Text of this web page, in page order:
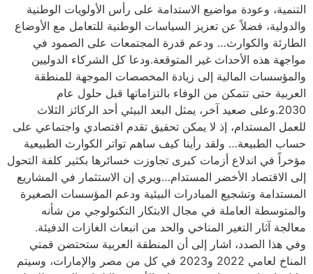
التنمية، وعودة مواضيع الاستدامة على رأس الأولويات الوطنية
والدولية، فضلاً عن تعزيز السياسات الوطنية للتعامل مع الأوضاع
الطارئة والكوارث… ودعم قدرة المجتمعات على الصمود في
مواجهة هذه الأحداث غير المتوقعة.ودعا كل الشركاء الدوليين
والمؤسسات المالية إلى زيادة المخصصات الموجهة للمنطقة
العربية حتى تتمكن من الوفاء بالتزاماتها قبل حلول عام
2030.وعلى صعيد آخر، يمثل البعد البيئي أحد الركائز الثلاث
للعمل المستدام، إذ لا يمكن تحقيق تقدم اقتصادي واجتماعي على
حساب الطبيعة… ولقد رأينا كيف ساهم تواتر الكوارث الطبيعية
مؤخراً في اندلاع أزمات كبرى تجاوزت خسائرها بكثير كلفة التحول
إلى الاقتصاد الأخضر المستدام…ويري إن الاستثمار في المشاريع
المستدامة وتشجيع المبادرات البيئية ودعم المؤسسات الصغيرة
والمتوسطة العاملة في مجال الابتكار التكنولوجي من شأنه
معالجة آثار التغير المناخي والحد من انبعاث الغازات الدفيئة.
وفي هذا الصدد، اشار إلى أن المنطقة العربية ستحتضن قمتي
المناخ لعامي 2022 و2023 في كل من مصر والإمارات، وسيتم